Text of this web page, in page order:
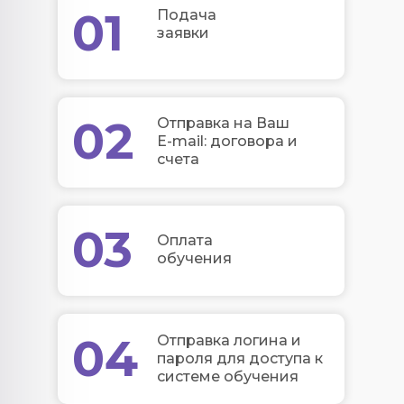
транспортных средств
автомобильного транспорта.
Программа ориентирована на
Также наш центр
квалификации по многим другим
направлениям и специальностям,
согласно нашей лицензии, вот
оборудования
оператор пульта управления
машинист автомобильного
01
02
03
04
Подача
заявки
Отправка на Ваш
E-mail: договора и
счета
Оплата
обучения
Отправка логина и
пароля для доступа к
системе обучения